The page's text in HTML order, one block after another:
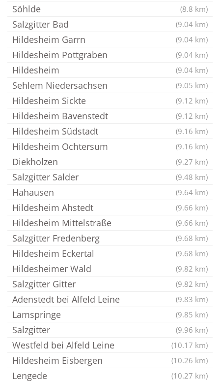
Söhlde (8.8 km)
Salzgitter Bad (9.04 km)
Hildesheim Garrn (9.04 km)
Hildesheim Pottgraben (9.04 km)
Hildesheim (9.04 km)
Sehlem Niedersachsen (9.05 km)
Hildesheim Sickte (9.12 km)
Hildesheim Bavenstedt (9.12 km)
Hildesheim Südstadt (9.16 km)
Hildesheim Ochtersum (9.16 km)
Diekholzen (9.27 km)
Salzgitter Salder (9.48 km)
Hahausen (9.64 km)
Hildesheim Ahstedt (9.66 km)
Hildesheim Mittelstraße (9.66 km)
Salzgitter Fredenberg (9.68 km)
Hildesheim Eckertal (9.68 km)
Hildesheimer Wald (9.82 km)
Salzgitter Gitter (9.82 km)
Adenstedt bei Alfeld Leine (9.83 km)
Lamspringe (9.85 km)
Salzgitter (9.96 km)
Westfeld bei Alfeld Leine (10.17 km)
Hildesheim Eisbergen (10.26 km)
Lengede (10.27 km)